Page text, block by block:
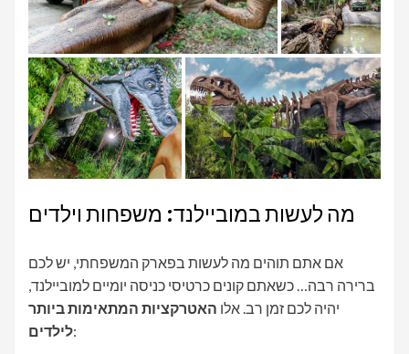
מה לעשות במוביילנד: משפחות וילדים
אם אתם תוהים מה לעשות בפארק המשפחתי, יש לכם
ברירה רבה… כשאתם קונים כרטיסי כניסה יומיים למוביילנד,
יהיה לכם זמן רב. אלו האטרקציות המתאימות ביותר
לילדים: